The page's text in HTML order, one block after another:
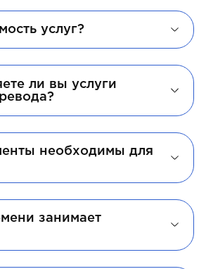
услуг?
ли вы услуги
необходимы для
занимает